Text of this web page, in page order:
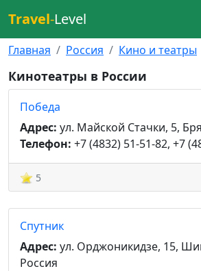
Travel-Level
Главная Россия Кино и театры
Кинотеатры в России
Победа
Адрес: ул. Майской Стачки, 5,
Телефон: +7 (4832) 51-51-82, +7
5
Спутник
Адрес: ул. Орджоникидзе, 15,
Россия